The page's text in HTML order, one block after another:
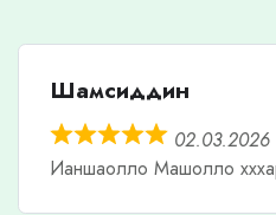
Шамсиддин
02.03.2026
Ианшаолло Машолло